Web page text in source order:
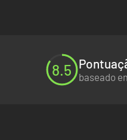
8.5 baseado